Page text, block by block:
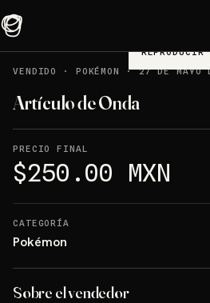
REPRODUCIR
VENDIDO
· POKÉMON ·27 DE MAYO
Artículo de Onda
PRECIO FINAL
$250.00 MXN
CATEGORÍA
Pokémon
Sobre el vendedor